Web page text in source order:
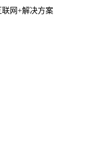
联网+解决方案